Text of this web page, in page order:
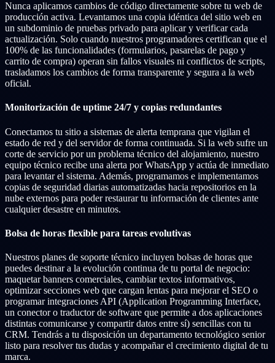
Nunca aplicamos cambios de código directamente sobre tu web de
producción activa. Levantamos una copia idéntica del sitio web en
un subdominio de pruebas privado para aplicar y verificar cada
actualización. Solo cuando nuestros programadores certifican que el
100% de las funcionalidades (formularios, pasarelas de pago y
carrito de compra) operan sin fallos visuales ni conflictos de scripts,
trasladamos los cambios de forma transparente y segura a la web
oficial.
Monitorización de uptime 24/7 y copias redundantes
Conectamos tu sitio a sistemas de alerta temprana que vigilan el
estado de red y del servidor de forma continuada. Si la web sufre un
corte de servicio por un problema técnico del alojamiento, nuestro
equipo técnico recibe una alerta por WhatsApp y actúa de inmediato
para levantar el sistema. Además, programamos e implementamos
copias de seguridad diarias automatizadas hacia repositorios en la
nube externos para poder restaurar tu información de clientes ante
cualquier desastre en minutos.
Bolsa de horas flexible para tareas evolutivas
Nuestros planes de soporte técnico incluyen bolsas de horas que
puedes destinar a la evolución continua de tu portal de negocio:
maquetar banners comerciales, cambiar textos informativos,
optimizar secciones web que cargan lentas para mejorar el SEO o
programar integraciones API (Application Programming Interface,
un conector o traductor de software que permite a dos aplicaciones
distintas comunicarse y compartir datos entre sí) sencillas con tu
CRM. Tendrás a tu disposición un departamento tecnológico senior
listo para resolver tus dudas y acompañar el crecimiento digital de tu
marca.